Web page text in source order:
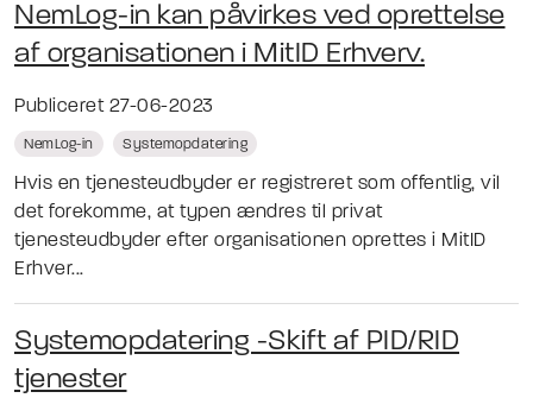
NemLog-in kan påvirkes ved oprettelse
af organisationen i MitID Erhverv.
Publiceret 27-06-2023
NemLog-in Systemopdatering
Hvis en tjenesteudbyder er registreret som offentlig, vil
det forekomme, at typen ændres til privat
tjenesteudbyder efter organisationen oprettes i MitID
Erhver...
Systemopdatering -Skift af PID/RID
tjenester